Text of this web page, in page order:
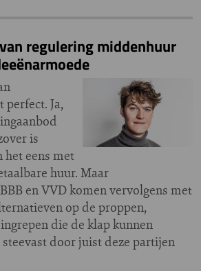
regulering middenhuur
Ja,
is
het eens met
huur. Maar
en VVD komen vervolgens met
op de proppen,
die de klap kunnen
door juist deze partijen